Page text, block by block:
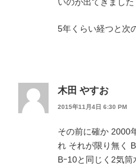
5年くらい経つと次
木田 やすお
2015年11月4日 6:30 PM
その前に確か 2000
れ それが限り無く
Bｰ10と同じく2気